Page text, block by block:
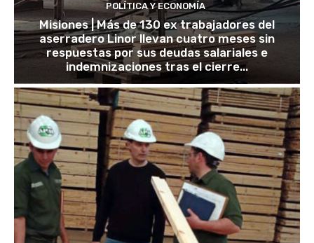
POLÍTICA Y ECONOMÍA
Misiones | Más de 130 ex trabajadores del
aserradero Linor llevan cuatro meses sin
respuestas por sus deudas salariales e
indemnizaciones tras el cierre...